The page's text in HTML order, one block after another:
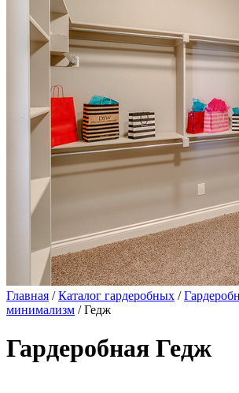
Главная /Каталог гардеробных /
минимализм / Гедж
Гардеробная Гедж